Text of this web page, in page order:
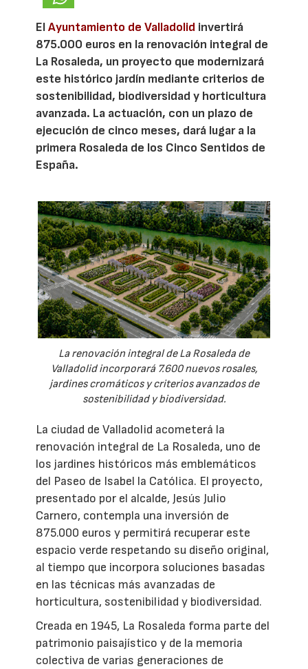
ElAyuntamiento de Valladolid invertirá
875.000 euros en la renovación integral de
La Rosaleda, un proyecto que modernizará
este histórico jardín mediante criterios de
sostenibilidad, biodiversidad y horticultura
avanzada. La actuación, con un plazo de
ejecución de cinco meses, dará lugar a la
primera Rosaleda de los Cinco Sentidos de
España.
La renovación integral de La Rosaleda de
Valladolid incorporará 7.600 nuevos rosales,
jardines cromáticos y criterios avanzados de
sostenibilidad y biodiversidad.
La ciudad de Valladolid acometerá la
renovación integral de La Rosaleda, uno de
los jardines históricos más emblemáticos
del Paseo de Isabel la Católica. El proyecto,
presentado por el alcalde, Jesús Julio
Carnero, contempla una inversión de
875.000 euros y permitirá recuperar este
espacio verde respetando su diseño original,
al tiempo que incorpora soluciones basadas
en las técnicas más avanzadas de
horticultura, sostenibilidad y biodiversidad.
Creada en 1945, La Rosaleda forma parte del
patrimonio paisajístico y de la memoria
colectiva de varias generaciones de